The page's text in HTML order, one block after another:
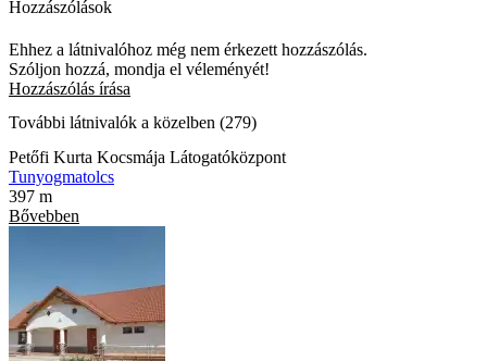
Hozzászólások
Ehhez a látnivalóhoz még nem érkezett hozzászólás.
Szóljon hozzá, mondja el véleményét!
Hozzászólás írása
További látnivalók a közelben (279)
Petőfi Kurta Kocsmája Látogatóközpont
Tunyogmatolcs
397 m
Bővebben